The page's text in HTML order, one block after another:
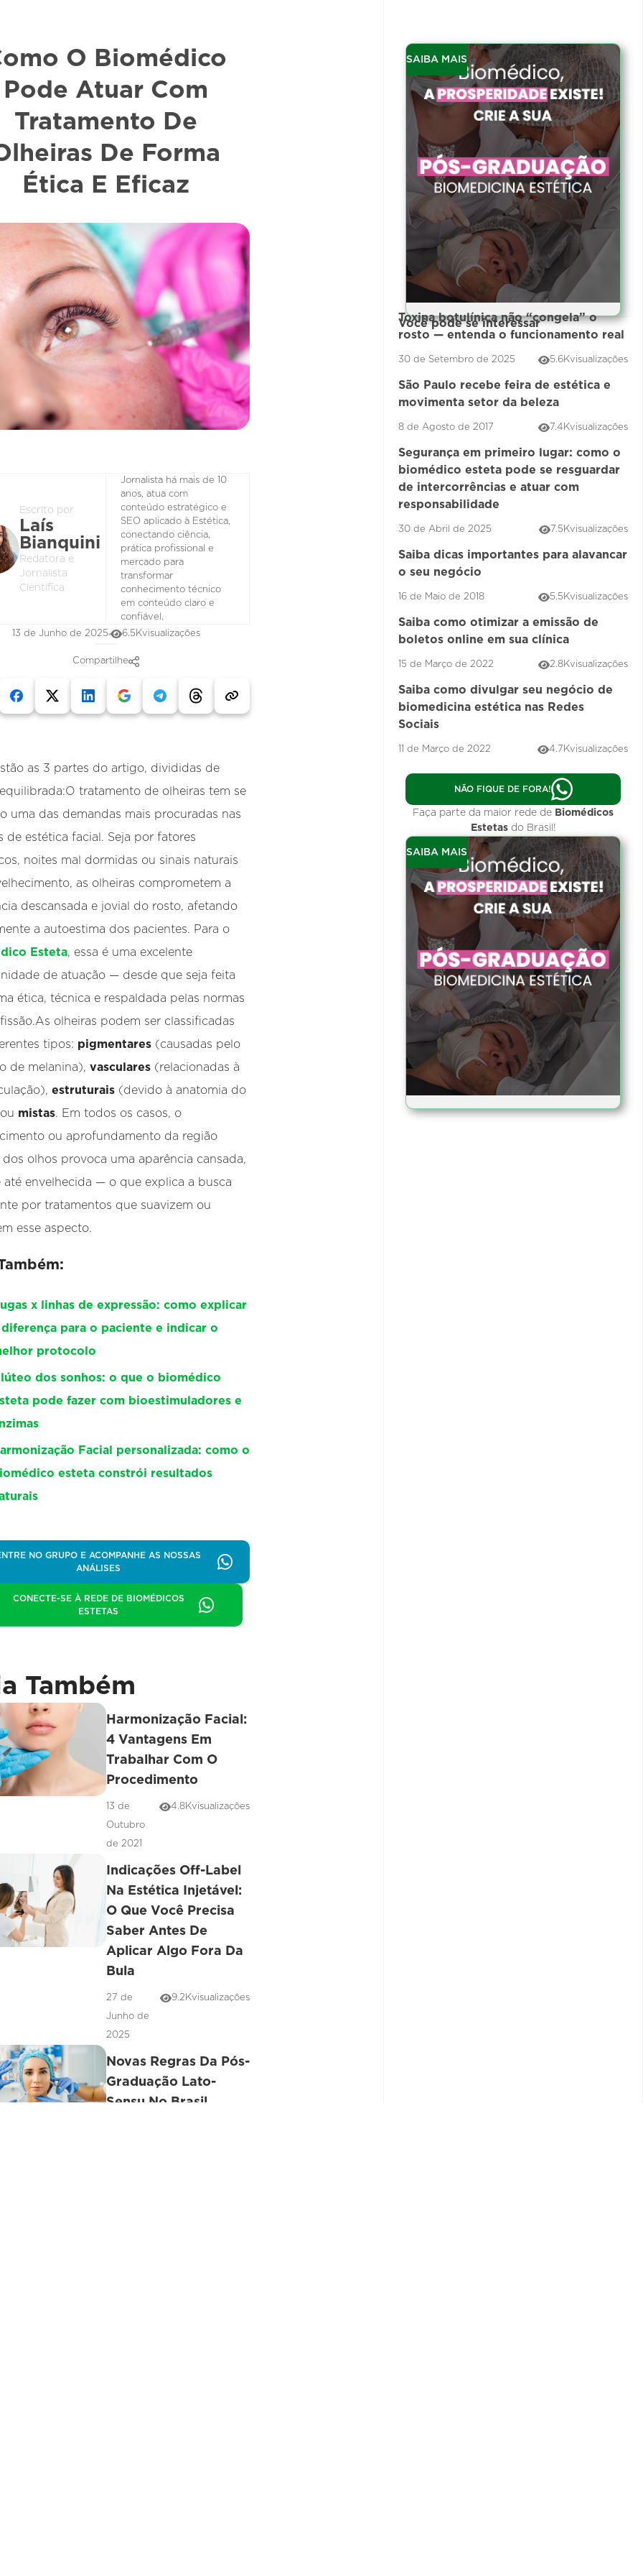
O Biomédico
Pode Atuar Com
Tratamento De
De Forma
Ética E Eficaz
Escrito por
Laís
Bianquini
Redatora e
Jornalista
Cientifíca
Jornalista há mais de 10
anos, atua com
conteúdo estratégico e
SEO aplicado à Estética,
conectando ciência,
prática profissional e
mercado para
transformar
conhecimento técnico
em conteúdo claro e
confiável.
13 de Junho de 2025
6.5Kvisualizações
Compartilhe
as 3 partes do artigo, divididas de
tratamento de olheiras tem se
uma das demandas mais procuradas nas
de estética facial. Seja por fatores
noites mal dormidas ou sinais naturais
as olheiras comprometem a
descansada e jovial do rosto, afetando
a autoestima dos pacientes. Para o
Esteta, essa é uma excelente
de atuação — desde que seja feita
ética, técnica e respaldada pelas normas
olheiras podem ser classificadas
tipos: pigmentares(causadas pelo
de melanina), vasculares(relacionadas à
estruturais(devido à anatomia do
mistas. Em todos os casos, o
ou aprofundamento da região
dos olhos provoca uma aparência cansada,
até envelhecida — o que explica a busca
por tratamentos que suavizem ou
esse aspecto.
x linhas de expressão: como explicar
diferença para o paciente e indicar o
protocolo
dos sonhos: o que o biomédico
pode fazer com bioestimuladores e
Facial personalizada: como o
esteta constrói resultados
NO GRUPO E ACOMPANHE AS NOSSAS
ANÁLISES
CONECTE-SE À REDE DE BIOMÉDICOS
ESTETAS
Também
Harmonização Facial:
4 Vantagens Em
Trabalhar Com O
Procedimento
13 de
Outubro
de 2021
4.8Kvisualizações
Indicações Off-Label
Na Estética Injetável:
O Que Você Precisa
Saber Antes De
Aplicar Algo Fora Da
Bula
27 de
Junho de
2025
9.2Kvisualizações
Novas Regras Da Pós-
Graduação Lato-
Sensu No Brasil
SAIBA MAIS
Você pode se interessar
Toxina botulínica não “congela” o
rosto — entenda o funcionamento real
30 de Setembro de 2025 5.6Kvisualizações
São Paulo recebe feira de estética e
movimenta setor da beleza
8 de Agosto de 2017 7.4Kvisualizações
Segurança em primeiro lugar: como o
biomédico esteta pode se resguardar
de intercorrências e atuar com
responsabilidade
30 de Abril de 2025 7.5Kvisualizações
Saiba dicas importantes para alavancar
o seu negócio
16 de Maio de 2018 5.5Kvisualizações
Saiba como otimizar a emissão de
boletos online em sua clínica
15 de Março de 2022 2.8Kvisualizações
Saiba como divulgar seu negócio de
biomedicina estética nas Redes
Sociais
11 de Março de 2022 4.7Kvisualizações
NÃO FIQUE DE FORA!
Faça parte da maior rede de Biomédicos
Estetasdo Brasil!
SAIBA MAIS